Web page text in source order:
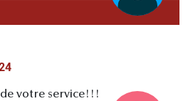
de votre service!!!